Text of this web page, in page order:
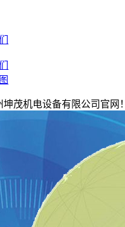
茂机电设备有限公司官网！